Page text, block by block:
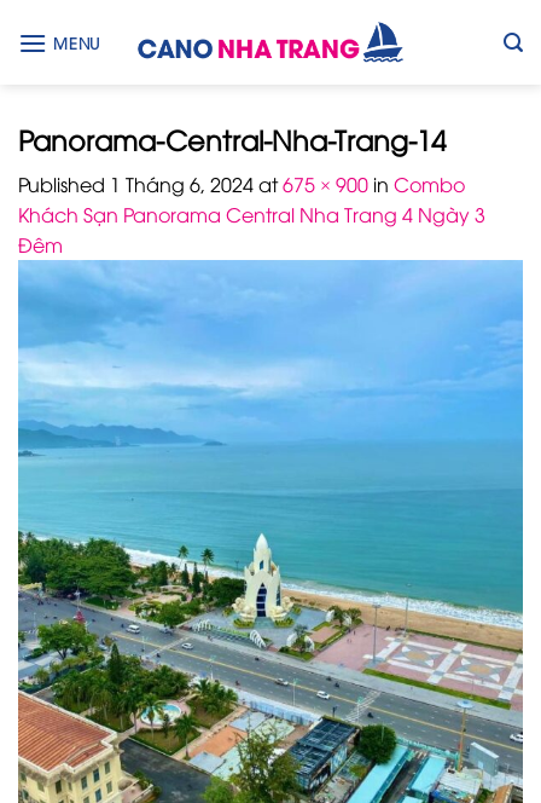
MENU
Panorama-Central-Nha-Trang-14
Published 1 Tháng 6, 2024at675 × 900 in Combo
Khách Sạn Panorama Central Nha Trang 4 Ngày 3
Đêm